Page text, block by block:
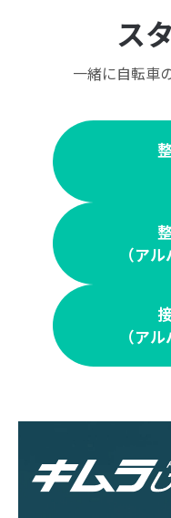
ス
一緒に自転車
（ア
（ア